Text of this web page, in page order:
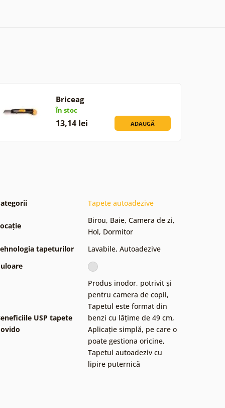
Briceag
În stoc
13,14 lei ADAUGĂ
Tapete autoadezive
Birou, Baie, Camera de zi,
Hol, Dormitor
tapeturilor
Lavabile, Autoadezive
USP tapete
Produs inodor, potrivit și
pentru camera de copii,
Tapetul este format din
benzi cu lățime de 49 cm,
Aplicație simplă, pe care o
poate gestiona oricine,
Tapetul autoadeziv cu
lipire puternică